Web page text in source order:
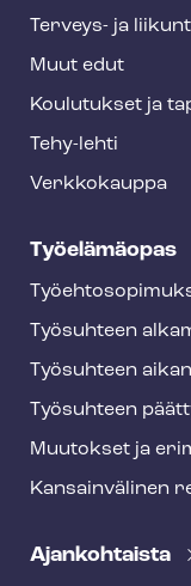
Terveys- ja
Muut edut
Koulutukset ja
Tehy-lehti
Verkkokauppa
Työelämäopas
Työsuhteen
Työsuhteen
Työsuhteen
Muutokset ja
Kansainvälinen
Ajankohtaista